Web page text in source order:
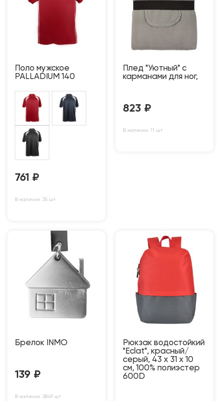
Поло мужское
PALLADIUM 140
761 ₽
В наличии: 35 шт
Плед "Уютный" с
карманами для ног,
823 ₽
В наличии: 11 шт
Брелок INMO
139 ₽
В наличии: 2849 шт
Рюкзак водостойкий
"Eclat", красный/
серый, 43 x 31 x 10
см, 100% полиэстер
600D